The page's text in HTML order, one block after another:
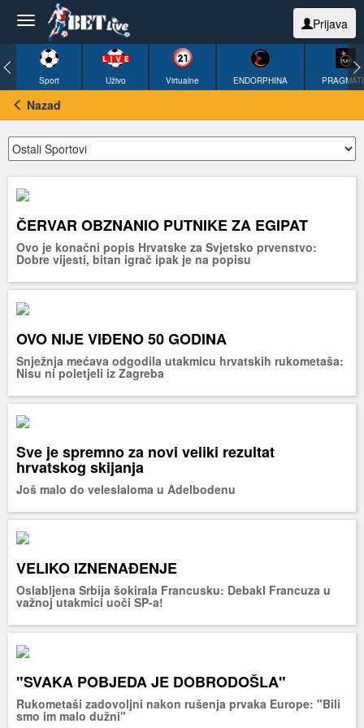
Prijava
Sport Uživo Virtualne ENDORPHINA
Nazad
ČERVAR OBZNANIO PUTNIKE ZA EGIPAT
Ovo je konačni popis Hrvatske za Svjetsko prvenstvo:
Dobre vijesti, bitan igrač ipak je na popisu
OVO NIJE VIĐENO 50 GODINA
Snježnja mećava odgodila utakmicu hrvatskih rukometaša:
Nisu ni poletjeli iz Zagreba
Sve je spremno za novi veliki rezultat
hrvatskog skijanja
Još malo do veleslaloma u Adelbodenu
VELIKO IZNENAĐENJE
Oslabljena Srbija šokirala Francusku: Debakl Francuza u
važnoj utakmici uoči SP-a!
"SVAKA POBJEDA JE DOBRODOŠLA"
Rukometaši zadovoljni nakon rušenja prvaka Europe: "Bili
smo im malo dužni"